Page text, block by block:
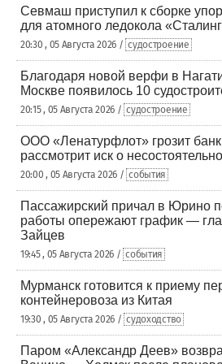
Севмаш приступил к сборке
для атомного ледокола
20:30 , 05 Августа 2026 / судостроение
Благодаря новой верфи в
Москве появилось 10
20:15 , 05 Августа 2026 / судостроение
ООО «Ленатурфлот» грозит
рассмотрит иск о
20:00 , 05 Августа 2026 / события
Пассажирский причал в Юрино
работы опережают график —
Зайцев
19:45 , 05 Августа 2026 / события
Мурманск готовится к приему
контейнеровоза из Китая
19:30 , 05 Августа 2026 / судоходство
Паром «Александр Деев»